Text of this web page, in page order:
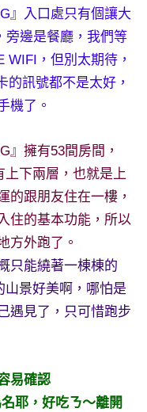
』入口處只有個讓大
旁邊是餐廳，我們等
WIFI，但別太期待，
的訊號都不是太好，
機了。
』擁有53間房間，
上下兩層，也就是上
的跟朋友住在一樓，
住的基本功能，所以
方外跑了。
只能繞著一棟棟的
山景好美啊，哪怕是
遇見了，只可惜跑步
易確認
耶，好吃ㄋ～離開